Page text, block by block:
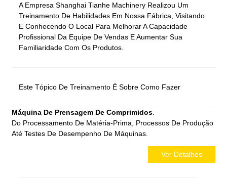
A Empresa Shanghai Tianhe Machinery Realizou Um
Treinamento De Habilidades Em Nossa Fábrica, Visitando
E Conhecendo O Local Para Melhorar A Capacidade
Profissional Da Equipe De Vendas E Aumentar Sua
Familiaridade Com Os Produtos.
Este Tópico De Treinamento É Sobre Como Fazer
Máquina De Prensagem De Comprimidos.
Do Processamento De Matéria-Prima, Processos De Produção
Até Testes De Desempenho De Máquinas.
Ver Detalhes